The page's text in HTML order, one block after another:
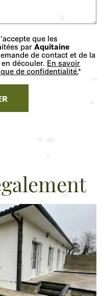
que les
parAquitaine
de contact et de la
découler. En savoir
de confidentialité.*